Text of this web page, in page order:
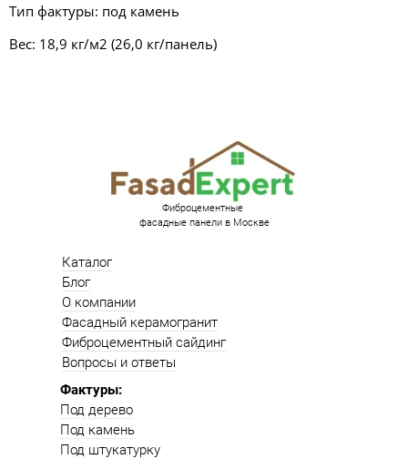
Тип фактуры: под камень
Вес: 18,9 кг/м2 (26,0 кг/панель)
Фактуры:
Под дерево
Под камень
Под штукатурку
Каталог
Блог
О компании
Фасадный керамогранит
Фиброцементный сайдинг
Вопросы и ответы
Фиброцементные
фасадные панели в Москве